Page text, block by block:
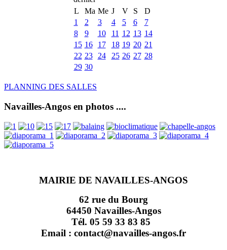
L
Ma Me J V S
D
1
2 3 4 5 6
7
8
9 10 11 12 13 14
15 16 17 18 19 20 21
22 23 24 25 26 27 28
29 30
PLANNING DES SALLES
Navailles-Angos en photos ....
MAIRIE DE NAVAILLES-ANGOS
62 rue du Bourg
64450 Navailles-Angos
Tél. 05 59 33 83 85
Email : contact@navailles-angos.fr